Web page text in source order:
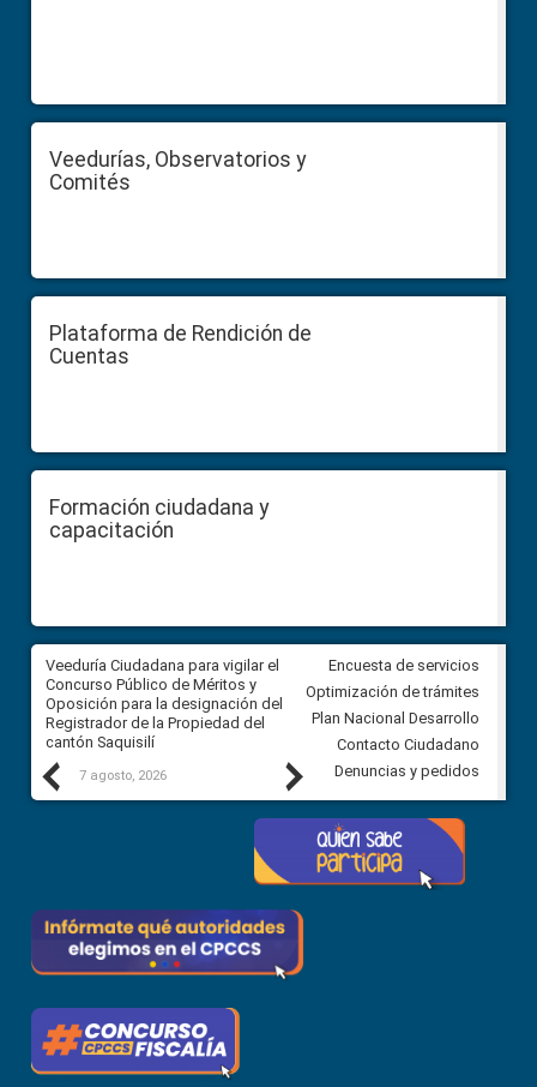
Veedurías, Observatorios y
Comités
Plataforma de Rendición de
Cuentas
Formación ciudadana y
capacitación
Previous
Veeduría Ciudadana para vigilar el
Concurso Público de Méritos y
Oposición para la designación del
Registrador de la Propiedad del
cantón Saquisilí
7 agosto, 2026
Veeduría Ciudadana para
construcción del asfaltado de
Ballenita del cantón Santa
7 agosto, 2026
Next
Encuesta de servicios
Optimización de trámites
Plan Nacional Desarrollo
Contacto Ciudadano
Denuncias y pedidos